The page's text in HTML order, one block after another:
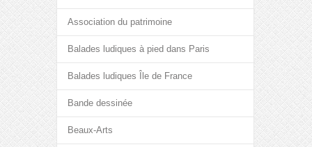
Association du patrimoine
Balades ludiques à pied dans Paris
Balades ludiques Île de France
Bande dessinée
Beaux-Arts